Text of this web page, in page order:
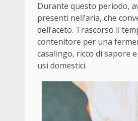
Durante questo periodo,
presenti nell’aria, che
dell’aceto. Trascorso il
contenitore per una
casalingo, ricco di sapore e
usi domestici.